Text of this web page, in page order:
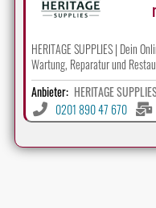
HERITAGE SUPPLIES | Dein
Wartung, Reparatur und
Anbieter: HERITAGE
0201 890 47 670